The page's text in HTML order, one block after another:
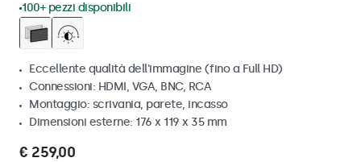
100+ pezzi disponibili
Eccellente qualità dell'immagine (fino a Full HD)
Connessioni: HDMI, VGA, BNC, RCA
Montaggio: scrivania, parete, incasso
Dimensioni esterne: 176 x 119 x 35 mm
€ 259,00